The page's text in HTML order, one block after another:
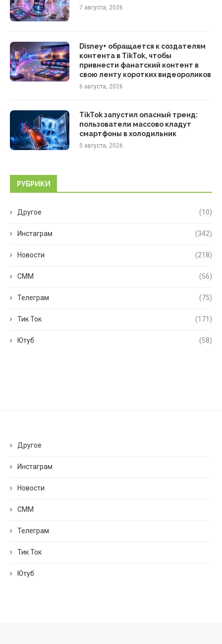
7 августа, 2026
Disney+ обращается к создателям
контента в TikTok, чтобы
привнести фанатский контент в
свою ленту коротких видеороликов
6 августа, 2026
TikTok запустил опасный тренд:
пользователи массово кладут
смартфоны в холодильник
5 августа, 2026
РУБРИКИ
Другое (10)
Инстаграм (342)
Новости (218)
СММ (56)
Телеграм (75)
Тик Ток (171)
Ютуб (58)
Другое
Инстаграм
Новости
СММ
Телеграм
Тик Ток
Ютуб